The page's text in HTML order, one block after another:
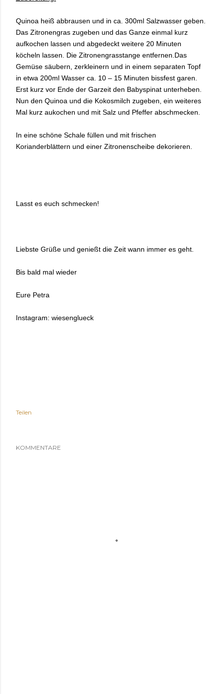
Quinoa heiß abbrausen und in ca. 300ml Salzwasser geben.
Das Zitronengras zugeben und das Ganze einmal kurz
aufkochen lassen und abgedeckt weitere 20 Minuten
köcheln lassen. Die Zitronengrasstange entfernen. Das
Gemüse säubern, zerkleinern und in einem separaten Topf
in etwa 200ml Wasser ca. 10 – 15 Minuten bissfest garen.
Erst kurz vor Ende der Garzeit den Babyspinat unterheben.
Nun den Quinoa und die Kokosmilch zugeben, ein weiteres
Mal kurz aukochen und mit Salz und Pfeffer abschmecken.
In eine schöne Schale füllen und mit frischen
Korianderblättern und einer Zitronenscheibe dekorieren.
Lasst es euch schmecken!
Liebste Grüße und genießt die Zeit wann immer es geht.
Bis bald mal wieder
Eure Petra
Instagram: wiesenglueck
Teilen
KOMMENTARE